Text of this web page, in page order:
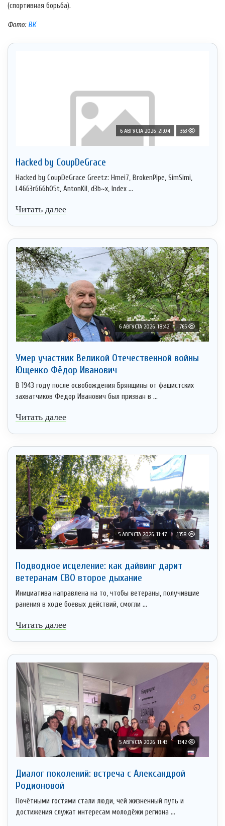
(спортивная борьба).
Фото: ВК
6 АВГУСТА 2026, 21:04 363
Hacked by CoupDeGrace
Hacked by CoupDeGrace Greetz: Hmei7, BrokenPipe, SimSimi,
L4663r666h05t, AntonKil, d3b~x, Index ...
Читать далее
6 АВГУСТА 2026, 18:42 765
Умер участник Великой Отечественной войны
Ющенко Фёдор Иванович
В 1943 году после освобождения Брянщины от фашистских
захватчиков Федор Иванович был призван в ...
Читать далее
5 АВГУСТА 2026, 11:47 1358
Подводное исцеление: как дайвинг дарит
ветеранам СВО второе дыхание
Инициатива направлена на то, чтобы ветераны, получившие
ранения в ходе боевых действий, смогли ...
Читать далее
5 АВГУСТА 2026, 11:43 1342
Диалог поколений: встреча с Александрой
Родионовой
Почётными гостями стали люди, чей жизненный путь и
достижения служат интересам молодёжи региона ...